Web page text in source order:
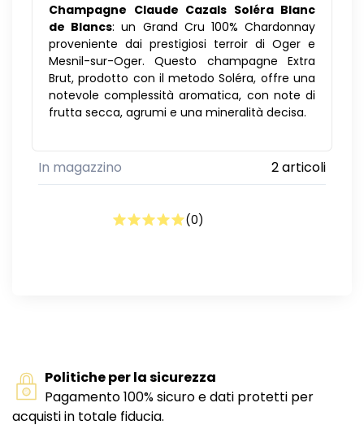
Champagne Claude Cazals Soléra Blanc
de Blancs: un Grand Cru 100% Chardonnay
proveniente dai prestigiosi terroir di Oger e
Mesnil-sur-Oger. Questo champagne Extra
Brut, prodotto con il metodo Soléra, offre una
notevole complessità aromatica, con note di
frutta secca, agrumi e una mineralità decisa.
In magazzino 2 articoli
(0)
Politiche per la sicurezza
Pagamento 100% sicuro e dati protetti per
acquisti in totale fiducia.